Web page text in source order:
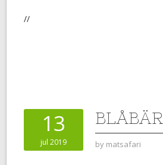
//
13
jul 2019 by matsafari